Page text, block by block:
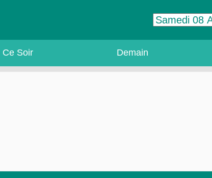
Ce Soir Demain